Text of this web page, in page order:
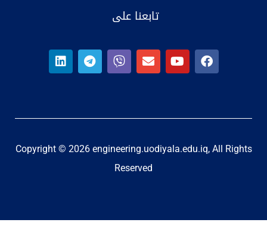
تابعنا على
Copyright © 2026 engineering.uodiyala.edu.iq, All Rights
Reserved